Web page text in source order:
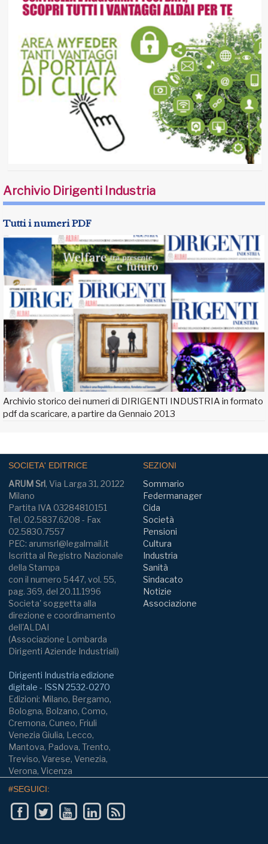
Archivio Dirigenti Industria
Tutti i numeri PDF
Archivio storico dei numeri di DIRIGENTI INDUSTRIA in formato
pdf da scaricare, a partire da Gennaio 2013
SOCIETA' EDITRICE
ARUM Srl, Via Larga 31, 20122
Milano
Partita IVA 03284810151
Tel. 02.5837.6208 - Fax
02.5830.7557
PEC: arumsrl@legalmail.it
Iscritta al Registro Nazionale
della Stampa
con il numero 5447, vol. 55,
pag. 369, del 20.11.1996
Societa' soggetta alla
direzione e coordinamento
dell'ALDAI
(Associazione Lombarda
Dirigenti Aziende Industriali)
Dirigenti Industria edizione
digitale - ISSN 2532-0270
Edizioni: Milano, Bergamo,
Bologna, Bolzano, Como,
Cremona, Cuneo, Friuli
Venezia Giulia, Lecco,
Mantova, Padova, Trento,
Treviso, Varese, Venezia,
Verona, Vicenza
SEZIONI
Sommario
Federmanager
Cida
Società
Pensioni
Cultura
Industria
Sanità
Sindacato
Notizie
Associazione
#SEGUICI: